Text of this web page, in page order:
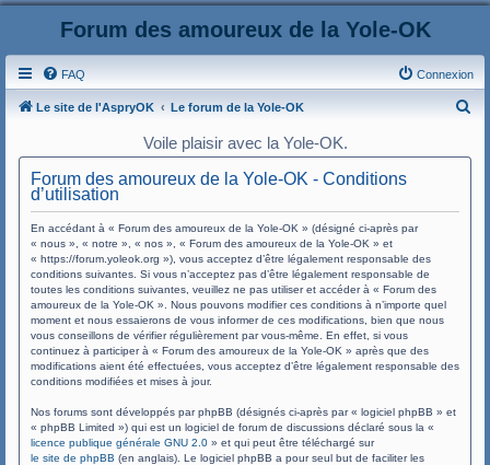
Forum des amoureux de la Yole-OK
FAQ Connexion
Le site de l'AspryOK Le forum de la Yole-OK
Voile plaisir avec la Yole-OK.
Forum des amoureux de la Yole-OK - Conditions
d’utilisation
En accédant à « Forum des amoureux de la Yole-OK » (désigné ci-après par
« nous », « notre », « nos », « Forum des amoureux de la Yole-OK » et
« https://forum.yoleok.org »), vous acceptez d’être légalement responsable des
conditions suivantes. Si vous n’acceptez pas d’être légalement responsable de
toutes les conditions suivantes, veuillez ne pas utiliser et accéder à « Forum des
amoureux de la Yole-OK ». Nous pouvons modifier ces conditions à n’importe quel
moment et nous essaierons de vous informer de ces modifications, bien que nous
vous conseillons de vérifier régulièrement par vous-même. En effet, si vous
continuez à participer à « Forum des amoureux de la Yole-OK » après que des
modifications aient été effectuées, vous acceptez d’être légalement responsable des
conditions modifiées et mises à jour.
Nos forums sont développés par phpBB (désignés ci-après par « logiciel phpBB » et
« phpBB Limited ») qui est un logiciel de forum de discussions déclaré sous la «
licence publique générale GNU 2.0 » et qui peut être téléchargé sur
le site de phpBB (en anglais). Le logiciel phpBB a pour seul but de faciliter les